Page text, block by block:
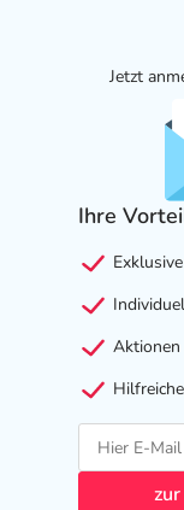
Jetzt
Ihre